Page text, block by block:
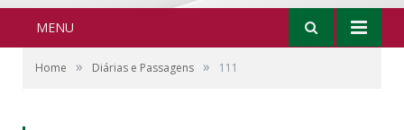
MENU
Home » Diárias e Passagens » 111